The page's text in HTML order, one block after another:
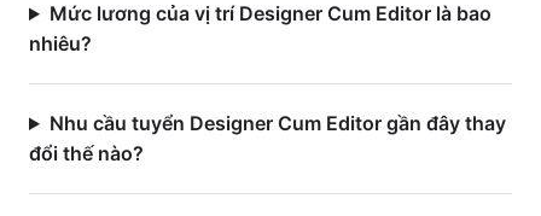
Mức lương của vị trí Designer Cum Editor là bao
nhiêu?
Nhu cầu tuyển Designer Cum Editor gần đây thay
đổi thế nào?